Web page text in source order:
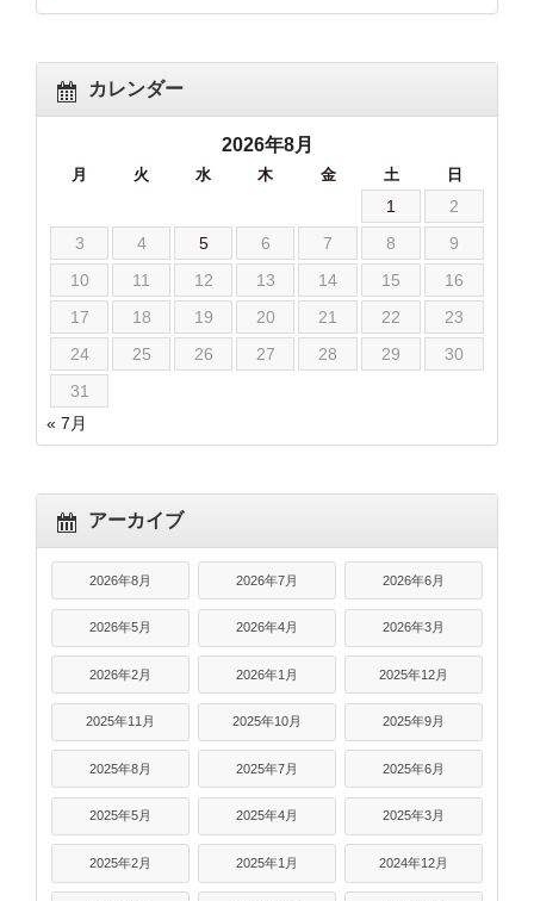
カレンダー
2026年8月
月 火 水 木 金 土 日
1
2
3
4 5 6 7 8
9
10
11 12 13 14 15
16
17
18 19 20 21 22
23
24
25 26 27 28 29
30
31
« 7月
アーカイブ
2026年8月 2026年7月 2026年6月
2026年5月 2026年4月 2026年3月
2026年2月 2026年1月 2025年12月
2025年11月 2025年10月 2025年9月
2025年8月 2025年7月 2025年6月
2025年5月 2025年4月 2025年3月
2025年2月 2025年1月 2024年12月